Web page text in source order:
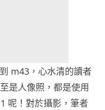
m43，心水清的讀者
是人像照，都是使用
呢！對於攝影，筆者